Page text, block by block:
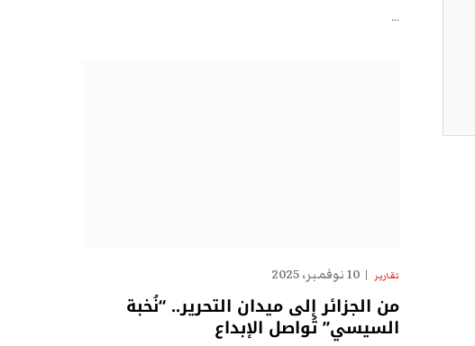
…
تقارير 10 نوفمبر، 2025
من الجزائر إلى ميدان التحرير.. “نُخبة
السيسي” تُواصل الإبداع